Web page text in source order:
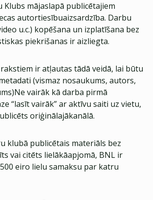
Klubs mājaslapā publicētajiem
autortiesībuaizsardzība. Darbu
u.c.) kopēšana un izplatīšana bez
piekrišanas ir aizliegta.
rakstiem ir atļautas tādā veidā, lai būtu
(vismaz nosaukums, autors,
vairāk kā darba pirmā
“lasīt vairāk” ar aktīvu saiti uz vietu,
oriģinālajākanālā.
klubā publicētais materiāls bez
vai citēts lielākāapjomā, BNL ir
eiro lielu samaksu par katru